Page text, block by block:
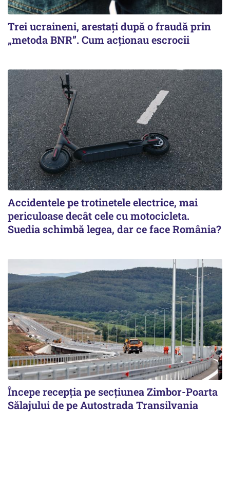
Trei ucraineni, arestați după o fraudă prin
„metoda BNR”. Cum acționau escrocii
Accidentele pe trotinetele electrice, mai
periculoase decât cele cu motocicleta.
Suedia schimbă legea, dar ce face România?
Începe recepţia pe secţiunea Zimbor-Poarta
Sălajului de pe Autostrada Transilvania